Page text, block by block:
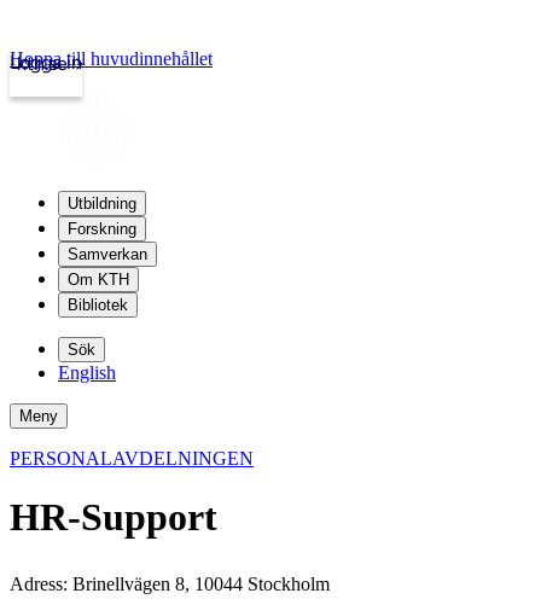
kth.se
Logga in
Hoppa till huvudinnehållet
Utbildning
Forskning
Samverkan
Om KTH
Bibliotek
Sök
English
Meny
PERSONALAVDELNINGEN
HR-Support
Adress: Brinellvägen 8, 10044 Stockholm